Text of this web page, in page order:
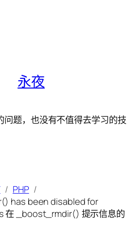
永夜
问题，也没有不值得去学习的技
PHP
has been disabled for
在 _boost_rmdir() 提示信息的